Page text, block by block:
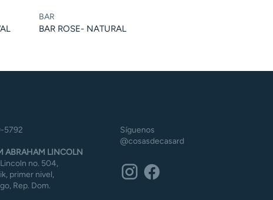
BAR
BAR ROSE- NATURAL
5792
ABRAHAM LINCOLN
no. 504,
primer nivel,
Rep. Dom.
Síguenos
@cosasdecasard